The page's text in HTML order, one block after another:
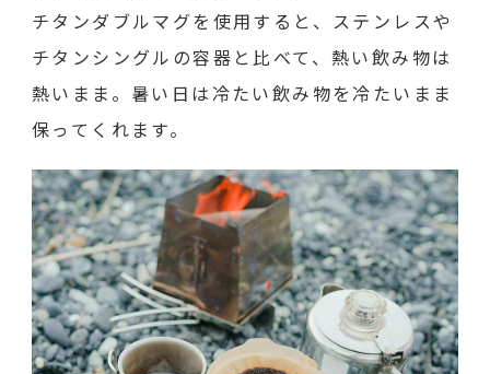
チタンダブルマグを使用すると、ステンレスや
チタンシングルの容器と比べて、熱い飲み物は
熱いまま。暑い日は冷たい飲み物を冷たいまま
保ってくれます。